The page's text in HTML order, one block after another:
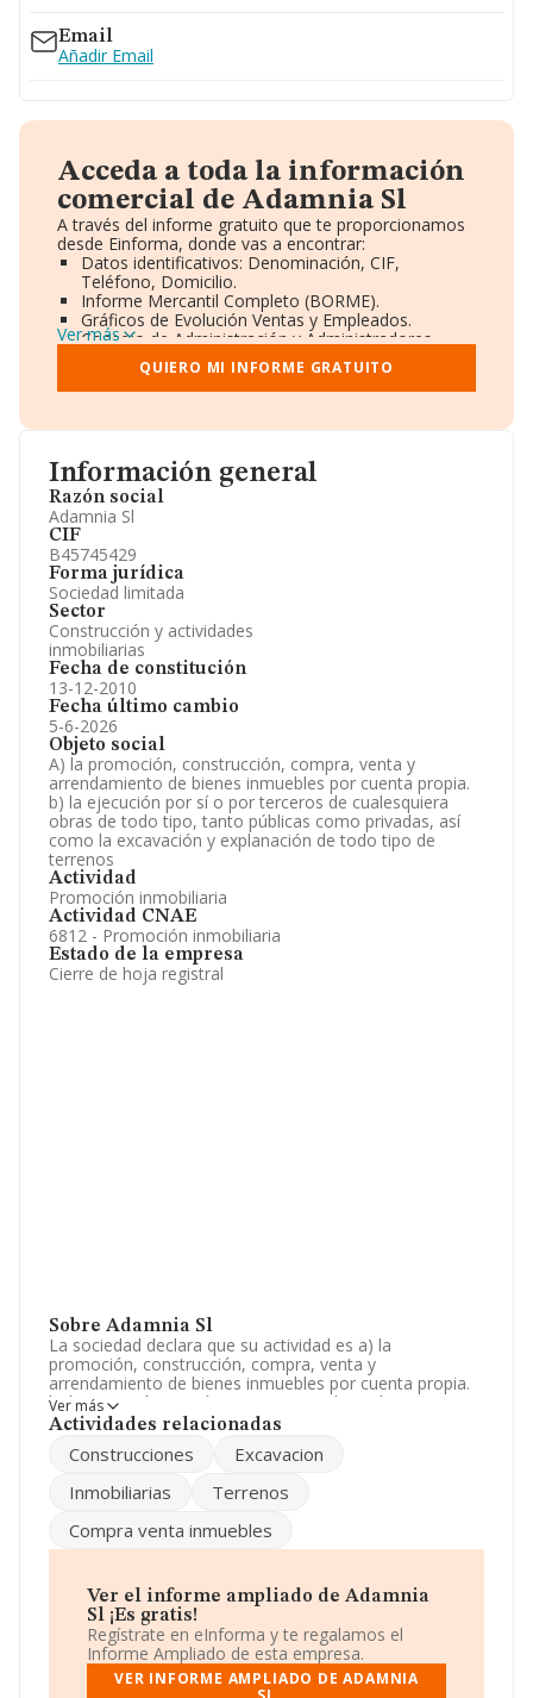
Información general
Razón social
Adamnia Sl
CIF
B45745429
Forma jurídica
Sociedad limitada
Sector
Construcción y actividades
inmobiliarias
Fecha de constitución
13-12-2010
Fecha último cambio
5-6-2026
Objeto social
A) la promoción, construcción, compra, venta y
arrendamiento de bienes inmuebles por cuenta propia.
b) la ejecución por sí o por terceros de cualesquiera
obras de todo tipo, tanto públicas como privadas, así
como la excavación y explanación de todo tipo de
terrenos
Actividad
Promoción inmobiliaria
Actividad CNAE
6812 - Promoción inmobiliaria
Estado de la empresa
Cierre de hoja registral
Sobre Adamnia Sl
La sociedad declara que su actividad es a) la
promoción, construcción, compra, venta y
arrendamiento de bienes inmuebles por cuenta propia.
b) la ejecución por sí o por terceros de cualesquiera
obras de todo tipo, tanto públicas como privadas, así
terrenos. La empresa es una Sociedad Limitada. La
cuyo Código es 6812. La sociedad no tiene actividad en
La sociedadAdamnia S.L, CIF B45745429, tiene
el municipio de Yeles, en Toledo, Castilla-la Mancha.
Con los datos a disposición de INFORMA sobre 231.218
empresas pertenecientes al sector, la facturación en el
ámbito nacional alcanza los 29.817 millones de euros y
el promedio de la facturación de ventas entre todas las
Ver más
Actividades relacionadas
Construcciones
Excavacion
Inmobiliarias
Terrenos
Compra venta inmuebles
Ver el informe ampliado de Adamnia
Sl ¡Es gratis!
Regístrate en eInforma y te regalamos el
Informe Ampliado de esta empresa.
VER INFORME AMPLIADO DE ADAMNIA
Email
Añadir Email
Acceda a toda la información
comercial de Adamnia Sl
A través del informe gratuito que te proporcionamos
desde Einforma, donde vas a encontrar:
Datos identificativos: Denominación, CIF,
Teléfono, Domicilio.
Informe Mercantil Completo (BORME).
Gráficos de Evolución Ventas y Empleados.
Consejo de Administración y Administradores.
Directivos y Ejecutivos.
Accionistas.
Participaciones y Vinculaciones en otras empresas.
Información oficial y registral complementaria.
Ver más
QUIERO MI INFORME GRATUITO